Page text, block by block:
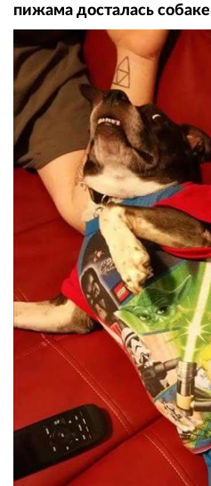
пижама досталась собаке